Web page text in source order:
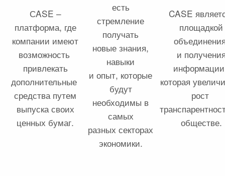
СASE –
платформа, где
компании имеют
возможность
привлекать
дополнительные
средства путем
выпуска своих
ценных бумаг.
есть
стремление
получать
новые знания,
навыки
и опыт, которые
будут
необходимы в
самых
разных секторах
экономики.
CASE
площадкой
и
которая
рост
обществе.